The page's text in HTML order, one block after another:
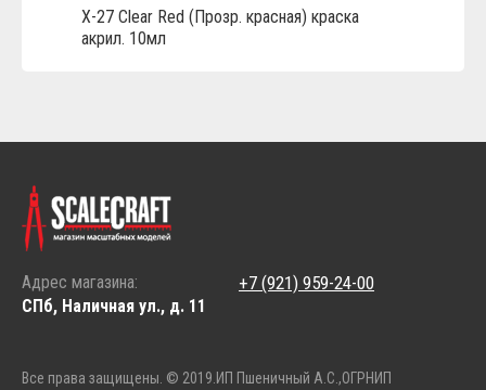
Х-27 Clear Red (Прозр. красная) краска
акрил. 10мл
Адрес магазина:
СПб, Наличная ул., д. 11
+7 (921) 959-24-00
Все права защищены. © 2019. ИП Пшеничный А.С.,ОГРНИП